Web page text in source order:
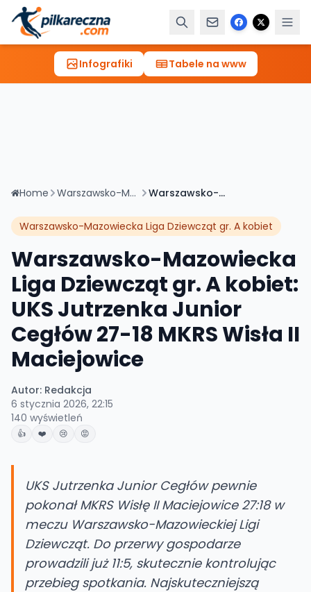
Infografiki Tabele na www
Home Warszawsko-Mazowiecka Liga Dziewcząt gr. A kobiet Warszawsko-Mazowiecka Liga Dziewcząt gr. A kobiet: UKS Jutrzenka Junior Cegłów 27-18 MKRS Wisła II Maciejowice
Warszawsko-Mazowiecka Liga Dziewcząt gr. A kobiet
Warszawsko-Mazowiecka
Liga Dziewcząt gr. A kobiet:
UKS Jutrzenka Junior
Cegłów 27-18 MKRS Wisła II
Maciejowice
Autor: Redakcja
6 stycznia 2026, 22:15
140 wyświetleń
👍 ❤️ 😢 😡
UKS Jutrzenka Junior Cegłów pewnie
pokonał MKRS Wisłę II Maciejowice 27:18 w
meczu Warszawsko-Mazowieckiej Ligi
Dziewcząt. Do przerwy gospodarze
prowadzili już 11:5, skutecznie kontrolując
przebieg spotkania. Najskuteczniejszą